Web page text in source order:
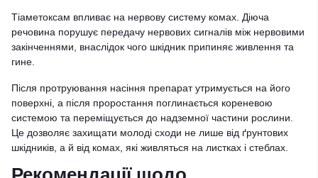
Тіаметоксам впливає на нервову систему комах. Діюча
речовина порушує передачу нервових сигналів між нервовими
закінченнями, внаслідок чого шкідник припиняє живлення та
гине.
Після протруювання насіння препарат утримується на його
поверхні, а після проростання поглинається кореневою
системою та переміщується до надземної частини рослини.
Це дозволяє захищати молоді сходи не лише від ґрунтових
шкідників, а й від комах, які живляться на листках і стеблах.